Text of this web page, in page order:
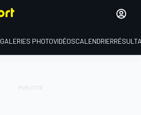
GALERIES PHOTOVIDÉOSCALENDRIER